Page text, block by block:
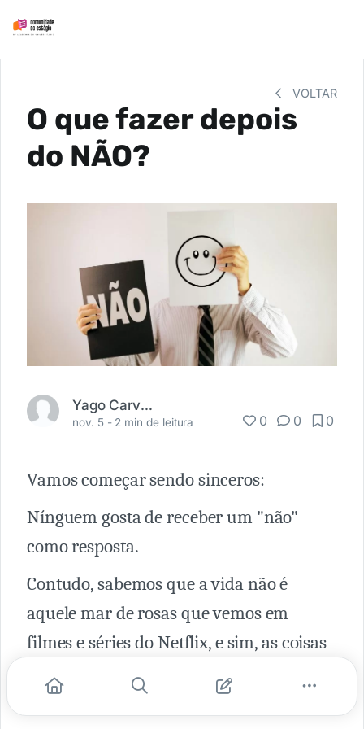
VOLTAR
O que fazer depois
do NÃO?
Yago Carvalho
nov. 5 - 2 min de leitura 0 0 0
Vamos começar sendo sinceros:
Nínguem gosta de receber um "não"
como resposta.
Contudo, sabemos que a vida não é
aquele mar de rosas que vemos em
filmes e séries do Netflix, e sim, as coisas
vão dar errado, a gente vai se chatear e a
gente vai receber muito "não".